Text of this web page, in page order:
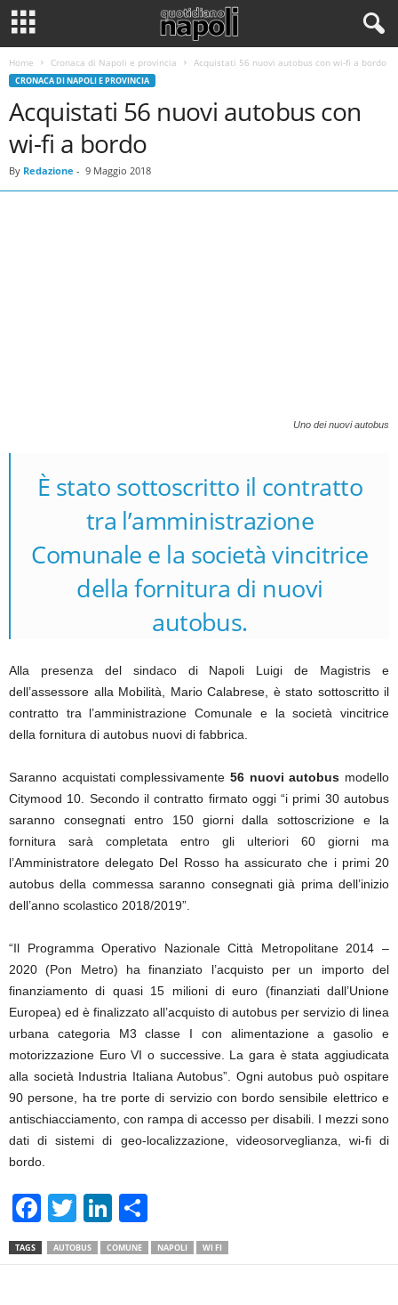
Home Cronaca di Napoli e provincia Acquistati 56 nuovi autobus con wi-fi a bordo
CRONACA DI NAPOLI E PROVINCIA
Acquistati 56 nuovi autobus con
wi-fi a bordo
By Redazione - 9 Maggio 2018
Uno dei nuovi autobus
È stato sottoscritto il contratto
tra l’amministrazione
Comunale e la società vincitrice
della fornitura di nuovi
autobus.
Alla presenza del sindaco di Napoli Luigi de Magistris e
dell’assessore alla Mobilità, Mario Calabrese, è stato sottoscritto il
contratto tra l’amministrazione Comunale e la società vincitrice
della fornitura di autobus nuovi di fabbrica.
Saranno acquistati complessivamente 56 nuovi autobus modello
Citymood 10. Secondo il contratto firmato oggi “i primi 30 autobus
saranno consegnati entro 150 giorni dalla sottoscrizione e la
fornitura sarà completata entro gli ulteriori 60 giorni ma
l’Amministratore delegato Del Rosso ha assicurato che i primi 20
autobus della commessa saranno consegnati già prima dell’inizio
dell’anno scolastico 2018/2019”.
“Il Programma Operativo Nazionale Città Metropolitane 2014 –
2020 (Pon Metro) ha finanziato l’acquisto per un importo del
finanziamento di quasi 15 milioni di euro (finanziati dall’Unione
Europea) ed è finalizzato all’acquisto di autobus per servizio di linea
urbana categoria M3 classe I con alimentazione a gasolio e
motorizzazione Euro VI o successive. La gara è stata aggiudicata
alla società Industria Italiana Autobus”. Ogni autobus può ospitare
90 persone, ha tre porte di servizio con bordo sensibile elettrico e
antischiacciamento, con rampa di accesso per disabili. I mezzi sono
dati di sistemi di geo-localizzazione, videosorveglianza, wi-fi di
bordo.
F
a
c
T
wi
tt
Li
n
k
h
ar
TAGS AUTOBUS COMUNE NAPOLI WI FI